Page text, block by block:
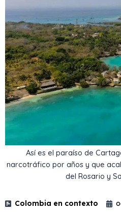
Así es el paraíso de
narcotráfico por años y que
del Rosario y
Colombia en contexto